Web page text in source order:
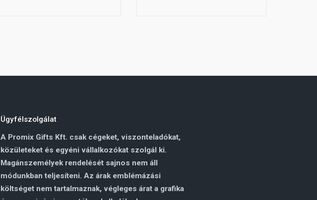
Ügyfélszolgálat
A Promix Gifts Kft. csak cégeket, viszonteladókat,
közületeket és egyéni vállalkozókat szolgál ki.
Magánszemélyek rendelését sajnos nem áll
módunkban teljesíteni. Az árak emblémázási
költséget nem tartalmaznak, végleges árat a grafika